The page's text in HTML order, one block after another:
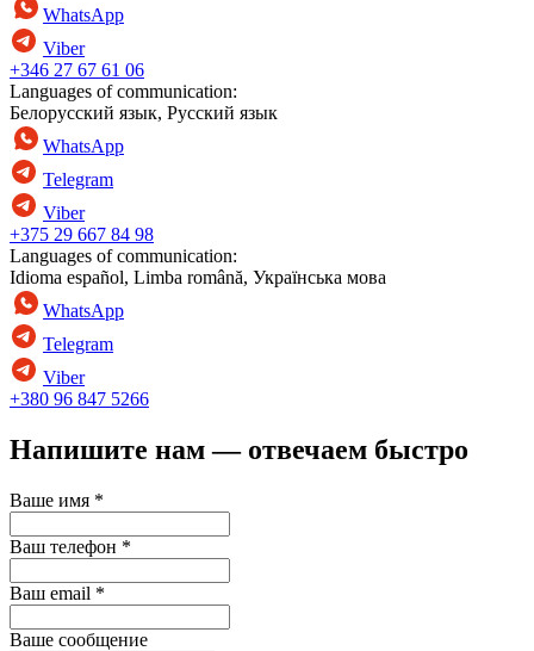
WhatsApp
Viber
+346 27 67 61 06
Languages of communication:
Белорусский язык, Русский язык
WhatsApp
Telegram
Viber
+375 29 667 84 98
Languages of communication:
Idioma español, Limba română, Українська мова
WhatsApp
Telegram
Viber
+380 96 847 5266
Напишите нам — отвечаем быстро
Ваше имя *
Ваш телефон *
Ваш email *
Ваше сообщение